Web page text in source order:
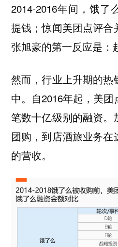
2014-2016年间，饿了
提钱；惊闻美团点评合
张旭豪的第一反应是：
然而，行业上升期的热
中。自2016年起，美
笔数十亿级别的融资。
团购，到店酒旅业务
的营收。